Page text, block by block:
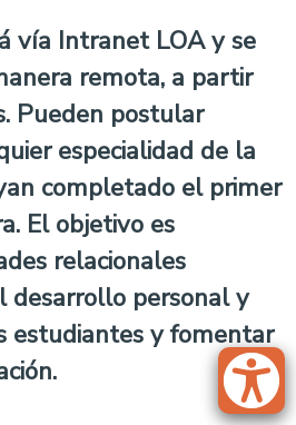
vía Intranet LOA y se
remota, a partir
Pueden postular
especialidad de la
completado el primer
El objetivo es
relacionales
desarrollo personal y
estudiantes y fomentar